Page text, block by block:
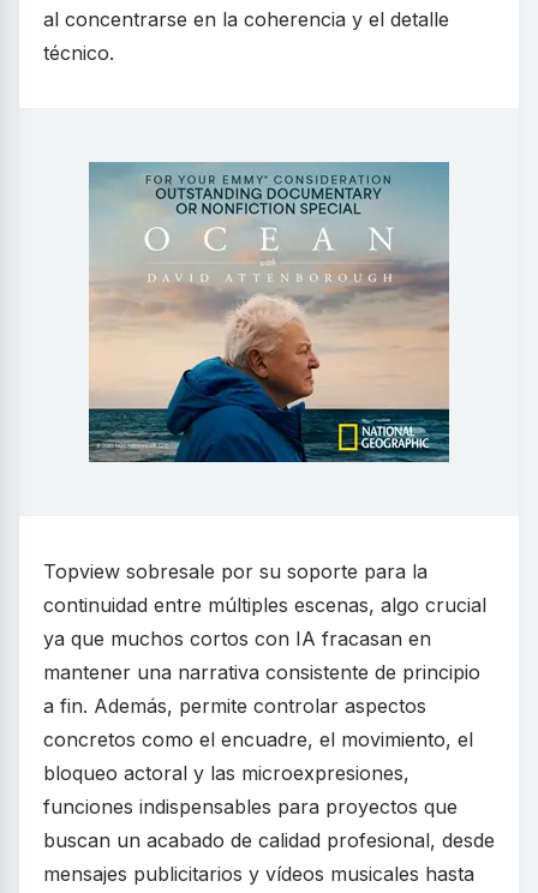
al concentrarse en la coherencia y el detalle
técnico.
Topview sobresale por su soporte para la
continuidad entre múltiples escenas, algo crucial
ya que muchos cortos con IA fracasan en
mantener una narrativa consistente de principio
a fin. Además, permite controlar aspectos
concretos como el encuadre, el movimiento, el
bloqueo actoral y las microexpresiones,
funciones indispensables para proyectos que
buscan un acabado de calidad profesional, desde
mensajes publicitarios y vídeos musicales hasta